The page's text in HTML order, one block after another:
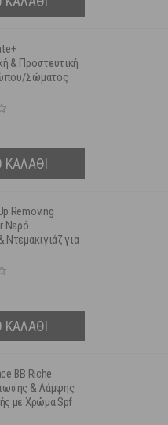
& Προστευτική
Σώματος
& Ερεθισμένο
Οικογένειας
ΚΑΛΑΘΙ
Removing
Νερό
Ντεμακιγιάζ για
400
ΚΑΛΑΘΙ
BB Riche
& Λάμψης
με Χρώμα Spf